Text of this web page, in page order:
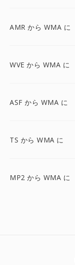
AMR から WMA に
WVE から WMA に
ASF から WMA に
TS から WMA に
MP2 から WMA に